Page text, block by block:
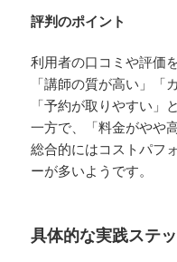
評判のポイント
利用者の口コミや評価
「講師の質が高い」「
「予約が取りやすい」
一方で、「料金がやや
総合的にはコストパフ
ーが多いようです。
具体的な実践ステ